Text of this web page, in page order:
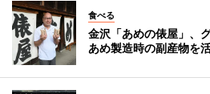
食べる
金沢「あめの俵屋」、
あめ製造時の副産物を